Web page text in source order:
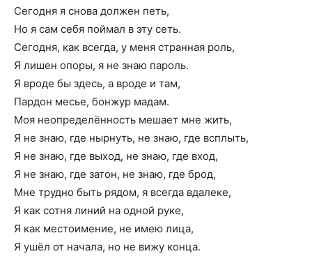
Сегодня я снова должен петь,
Но я сам себя поймал в эту сеть.
Сегодня, как всегда, у меня странная роль,
Я лишен опоры, я не знаю пароль.
Я вроде бы здесь, а вроде и там,
Пардон месье, бонжур мадам.
Моя неопределённость мешает мне жить,
Я не знаю, где нырнуть, не знаю, где всплыть,
Я не знаю, где выход, не знаю, где вход,
Я не знаю, где затон, не знаю, где брод,
Мне трудно быть рядом, я всегда вдалеке,
Я как сотня линий на одной руке,
Я как местоимение, не имею лица,
Я ушёл от начала, но не вижу конца.